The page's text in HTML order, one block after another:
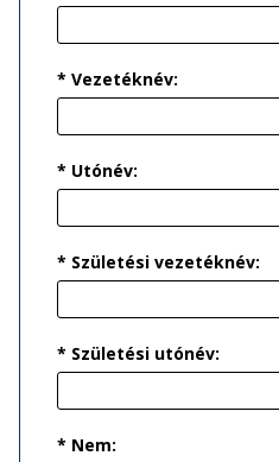
* Vezetéknév:
* Utónév:
* Születési vezetéknév:
* Születési utónév:
* Nem: